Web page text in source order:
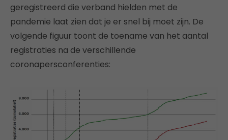
geregistreerd die verband hielden met de
pandemie laat zien dat je er snel bij moet zijn. De
volgende figuur toont de toename van het aantal
registraties na de verschillende
coronapersconferenties: